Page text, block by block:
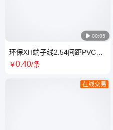
 00:05
环保XH端子线2.54间距PVC插
头连接线电器内部专用
￥0.40/条
在线交易